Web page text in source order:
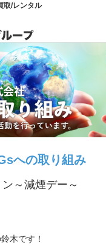
取/レンタル
への取り組み
～減煙デー～
木です！